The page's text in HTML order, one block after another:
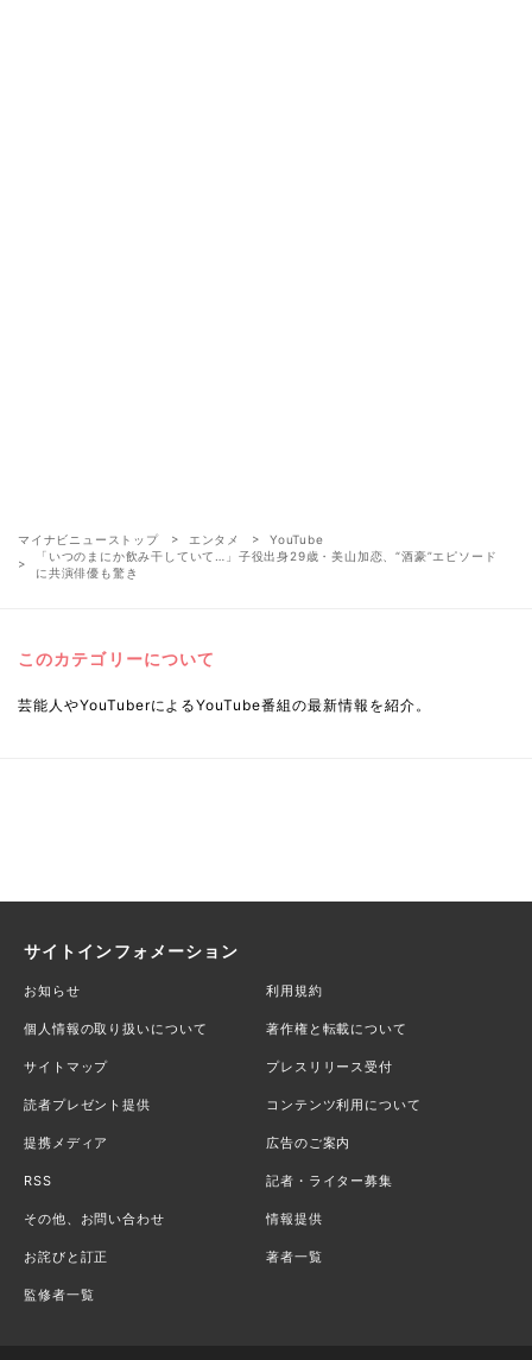
マイナビニューストップ エンタメ
YouTube
「いつのまにか飲み干していて…」子役出身29歳・美山加恋、“酒豪”エピソード
に共演俳優も驚き
このカテゴリーについて
芸能人やYouTuberによるYouTube番組の最新情報を紹介。
サイトインフォメーション
お知らせ 利用規約
個人情報の取り扱いについて 著作権と転載について
サイトマップ プレスリリース受付
読者プレゼント提供 コンテンツ利用について
提携メディア 広告のご案内
RSS 記者・ライター募集
その他、お問い合わせ 情報提供
お詫びと訂正 著者一覧
監修者一覧